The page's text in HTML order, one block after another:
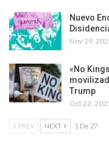
Nuevo
Nov 19,
«No
Trump
Oct 22,
PREV NEXT 1 De 27